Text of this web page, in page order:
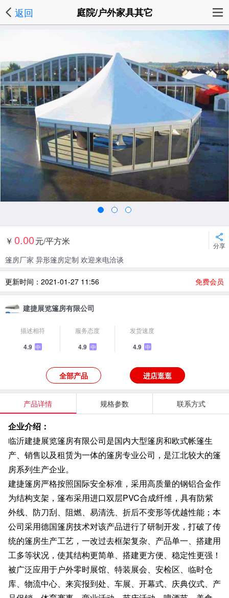
返回 庭院/户外家具其它
￥ 0.00元/平方米 分享
篷房厂家 异形篷房定制 欢迎来电洽谈
更新时间：2021-01-27 11:56 免费会员
建捷展览篷房有限公司
描述相符
4.9 中
服务态度
4.9 中
发货速度
4.9 中
全部产品 进店逛逛
产品详情 规格参数 联系方式
企业介绍：
临沂建捷展览篷房有限公司是国内大型篷房和欧式帐篷生
产、销售以及租赁为一体的篷房专业公司，是江北较大的篷
房系列生产企业。
建捷篷房严格按照国际安全标准，采用高质量的钢铝合金作
为结构支架，篷布采用进口双层PVC合成纤维，具有防紫
外线、防刀刮、阻燃、易清洗、折后不变形等优越性能；本
公司采用德国篷房技术对该产品进行了研制开发，打破了传
统的篷房生产工艺，一改过去框架复杂、产品单一、搭建用
工多等状况，使其结构更简单、搭建更方便、稳定性更强！
被广泛应用于户外零时展馆、特装展会、安检区、临时仓
库、物流中心、来宾报到处、车展、开幕式、庆典仪式、产